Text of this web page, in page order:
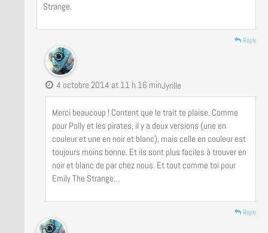
Strange.
Reply
Jyrille
4 octobre 2014 at 11 h 16 min
Merci beaucoup ! Content que le trait te plaise. Comme
pour Polly et les pirates, il y a deux versions (une en
couleur et une en noir et blanc), mais celle en couleur est
toujours moins bonne. Et ils sont plus faciles à trouver en
noir et blanc de par chez nous. Et tout comme toi pour
Emily The Strange…
Reply